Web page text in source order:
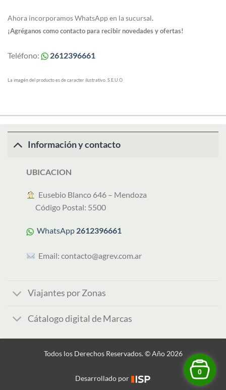
Ahora incorporamos WhatsApp en la sucursal.
¡Agréganos como contacto para recibir novedades y ofertas!
Teléfono: 2612396661
La imagén del producto es de caracter ilustrativo. S.E.U.O
Información y contacto
UBICACION
︎ Eusebio Blanco 646 – Mendoza
Código Postal: 5500
WhatsApp 2612396661
Email:contacto@agrev.com.ar
Viajantes por Zonas
Cátalogo digital de Marcas
Todos los Derechos Reservados. © Año 2026
Desarrollado por
0